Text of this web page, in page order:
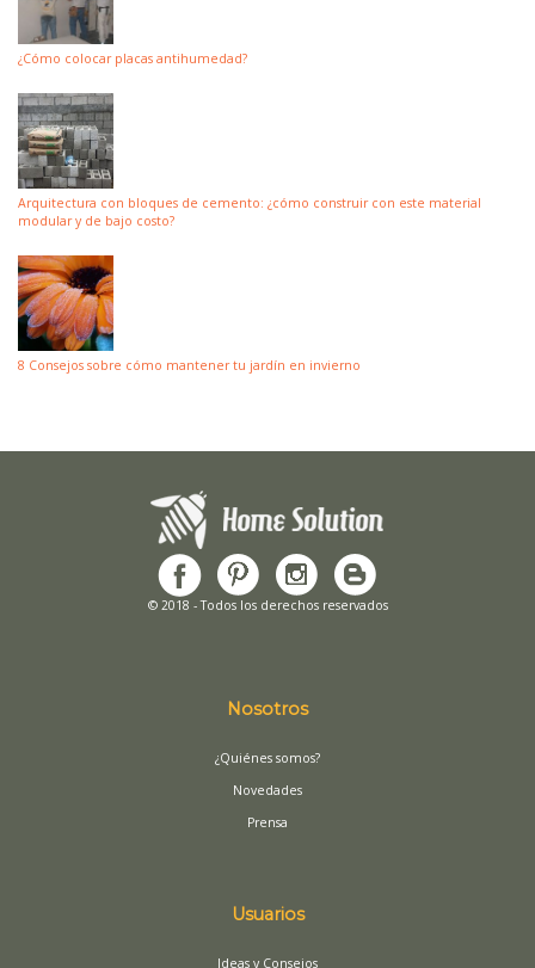
¿Cómo colocar placas antihumedad?
Arquitectura con bloques de cemento: ¿cómo construir con este material
modular y de bajo costo?
8 Consejos sobre cómo mantener tu jardín en invierno
© 2018 - Todos los derechos reservados
Nosotros
¿Quiénes somos?
Novedades
Prensa
Usuarios
Ideas y Consejos